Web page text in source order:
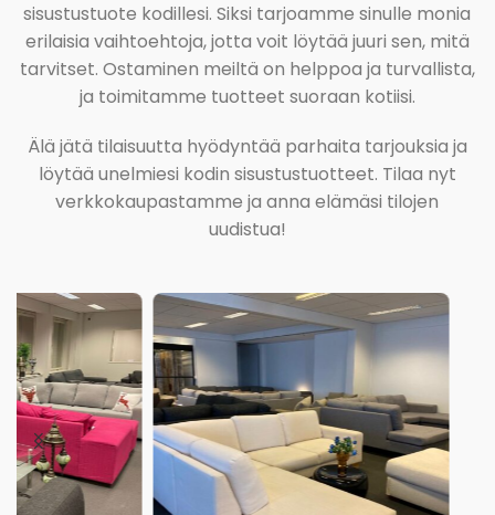
sisustustuote kodillesi. Siksi tarjoamme sinulle monia
erilaisia vaihtoehtoja, jotta voit löytää juuri sen, mitä
tarvitset. Ostaminen meiltä on helppoa ja turvallista,
ja toimitamme tuotteet suoraan kotiisi.
Älä jätä tilaisuutta hyödyntää parhaita tarjouksia ja
löytää unelmiesi kodin sisustustuotteet. Tilaa nyt
verkkokaupastamme ja anna elämäsi tilojen
uudistua!